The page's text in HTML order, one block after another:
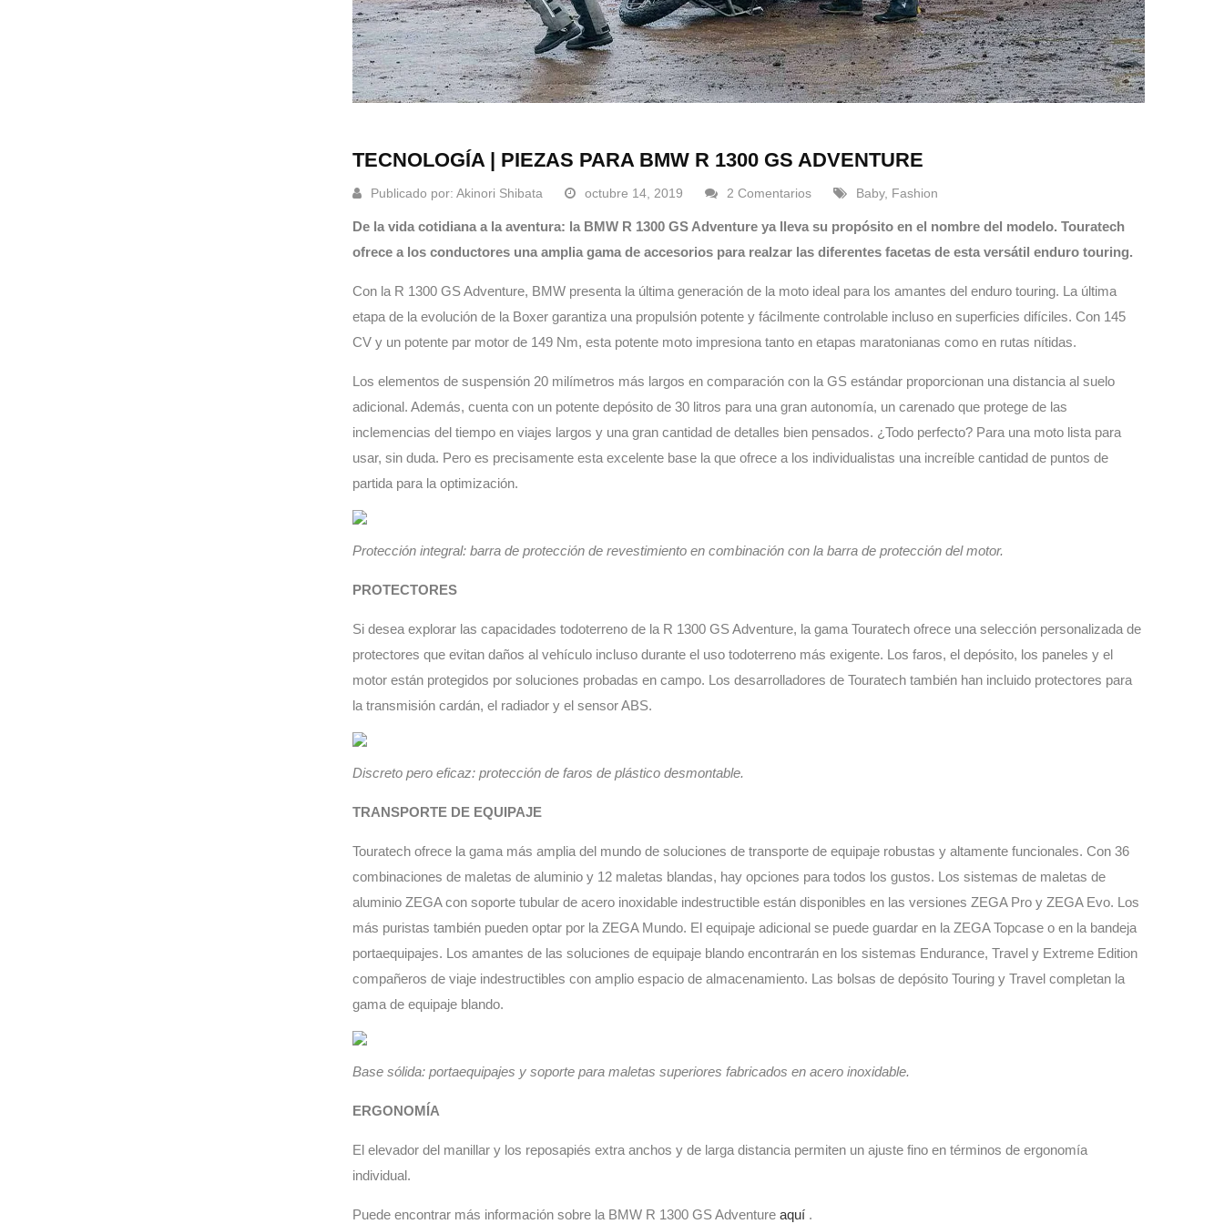
TECNOLOGÍA | PIEZAS PARA BMW R 1300 GS ADVENTURE
Publicado por: Akinori Shibata octubre 14, 2019 2 Comentarios Baby, Fashion
De la vida cotidiana a la aventura: la BMW R 1300 GS Adventure ya lleva su propósito en el nombre del modelo. Touratech
ofrece a los conductores una amplia gama de accesorios para realzar las diferentes facetas de esta versátil enduro touring.
Con la R 1300 GS Adventure, BMW presenta la última generación de la moto ideal para los amantes del enduro touring. La última
etapa de la evolución de la Boxer garantiza una propulsión potente y fácilmente controlable incluso en superficies difíciles. Con 145
CV y ​​un potente par motor de 149 Nm, esta potente moto impresiona tanto en etapas maratonianas como en rutas nítidas.
Los elementos de suspensión 20 milímetros más largos en comparación con la GS estándar proporcionan una distancia al suelo
adicional. Además, cuenta con un potente depósito de 30 litros para una gran autonomía, un carenado que protege de las
inclemencias del tiempo en viajes largos y una gran cantidad de detalles bien pensados. ¿Todo perfecto? Para una moto lista para
usar, sin duda. Pero es precisamente esta excelente base la que ofrece a los individualistas una increíble cantidad de puntos de
partida para la optimización.
Protección integral: barra de protección de revestimiento en combinación con la barra de protección del motor.
PROTECTORES
Si desea explorar las capacidades todoterreno de la R 1300 GS Adventure, la gama Touratech ofrece una selección personalizada de
protectores que evitan daños al vehículo incluso durante el uso todoterreno más exigente. Los faros, el depósito, los paneles y el
motor están protegidos por soluciones probadas en campo. Los desarrolladores de Touratech también han incluido protectores para
la transmisión cardán, el radiador y el sensor ABS.
Discreto pero eficaz: protección de faros de plástico desmontable.
TRANSPORTE DE EQUIPAJE
Touratech ofrece la gama más amplia del mundo de soluciones de transporte de equipaje robustas y altamente funcionales. Con 36
combinaciones de maletas de aluminio y 12 maletas blandas, hay opciones para todos los gustos. Los sistemas de maletas de
aluminio ZEGA con soporte tubular de acero inoxidable indestructible están disponibles en las versiones ZEGA Pro y ZEGA Evo. Los
más puristas también pueden optar por la ZEGA Mundo. El equipaje adicional se puede guardar en la ZEGA Topcase o en la bandeja
portaequipajes. Los amantes de las soluciones de equipaje blando encontrarán en los sistemas Endurance, Travel y Extreme Edition
compañeros de viaje indestructibles con amplio espacio de almacenamiento. Las bolsas de depósito Touring y Travel completan la
gama de equipaje blando.
Base sólida: portaequipajes y soporte para maletas superiores fabricados en acero inoxidable.
ERGONOMÍA
El elevador del manillar y los reposapiés extra anchos y de larga distancia permiten un ajuste fino en términos de ergonomía
individual.
Puede encontrar más información sobre la BMW R 1300 GS Adventure aquí .